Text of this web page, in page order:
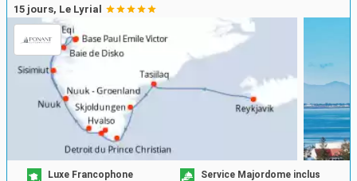
15 jours, Le Lyrial
Luxe Francophone
Service Majordome inclus